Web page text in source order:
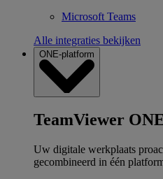
Microsoft Teams
Alle integraties bekijken
ONE-platform
TeamViewer
Uw digitale werkplaats
gecombineerd in één